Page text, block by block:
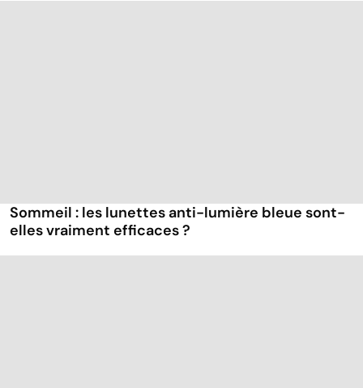
Sommeil : les lunettes anti-lumière bleue sont-
elles vraiment efficaces ?